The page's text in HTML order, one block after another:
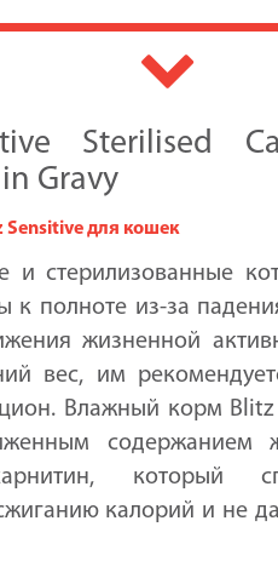
Sterilised
Gravy
для кошек
и стерилизованные
к полноте из-за
жизненной
вес, им
Влажный корм
который
калорий и не